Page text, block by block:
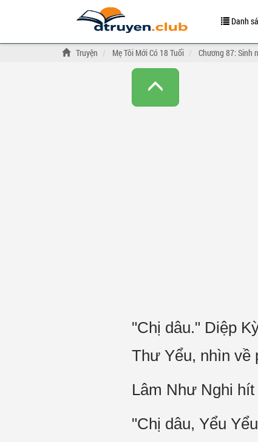
Danh
Truyện Mẹ Tôi Mới Có 18 Tuổi Chương 87: Sinh
"Chị dâu." Diệp
Thư Yểu, nhìn về
Lâm Như Nghi
"Chị dâu, Yểu